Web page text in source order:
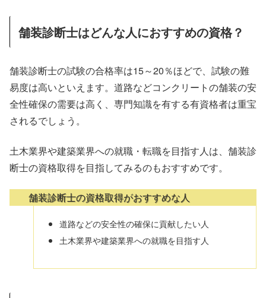
舗装診断士はどんな人におすすめの資格？
舗装診断士の試験の合格率は15～20％ほどで、試験の難
易度は高いといえます。道路などコンクリートの舗装の安
全性確保の需要は高く、専門知識を有する有資格者は重宝
されるでしょう。
土木業界や建築業界への就職・転職を目指す人は、舗装診
断士の資格取得を目指してみるのもおすすめです。
舗装診断士の資格取得がおすすめな人
道路などの安全性の確保に貢献したい人
土木業界や建築業界への就職を目指す人